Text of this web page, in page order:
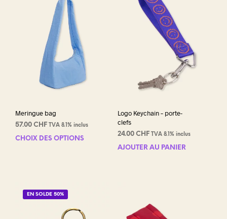
Meringue bag
57.00 CHF TVA 8.1% inclus
CHOIX DES OPTIONS
produit
peuvent
Logo Keychain – porte-
clefs
24.00 CHF TVA 8.1% inclus
AJOUTER AU PANIER
EN SOLDE 50%